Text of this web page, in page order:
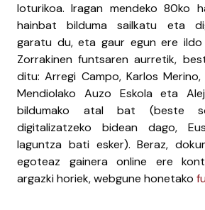
loturikoa. Iragan mendeko 80ko
hainbat bilduma sailkatu eta
garatu du, eta gaur egun ere
Zorrakinen funtsaren aurretik,
ditu: Arregi Campo, Karlos
Mendiolako Auzo Eskola eta
bildumako atal bat (beste
digitalizatzeko bidean dago,
laguntza bati esker). Beraz,
egoteaz gainera online ere
argazki horiek, webgune honetako